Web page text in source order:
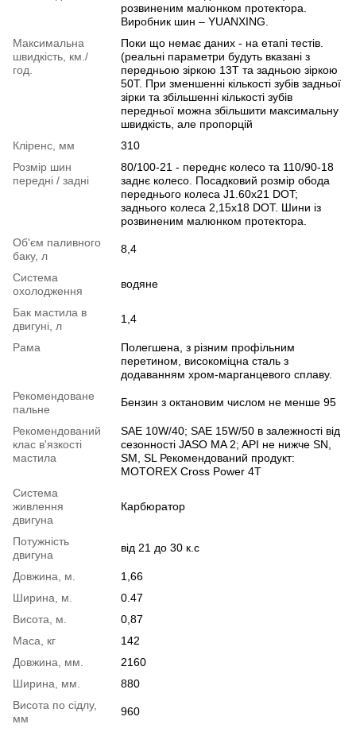
розвиненим малюнком протектора.
Виробник шин – YUANXING.
Максимальна
швидкість, км./
год.
Поки що немає даних - на етапі тестів.
(реальні параметри будуть вказані з
передньою зіркою 13T та задньою зіркою
50T. При зменшенні кількості зубів задньої
зірки та збільшенні кількості зубів
передньої можна збільшити максимальну
швидкість, але пропорцій
Кліренс, мм
310
Розмір шин
передні / задні
80/100-21 - переднє колесо та 110/90-18
заднє колесо. Посадковий розмір обода
переднього колеса J1.60х21 DOT;
заднього колеса 2,15х18 DOT. Шини із
розвиненим малюнком протектора.
Об'єм паливного
баку, л
8,4
Система
охолодження
водяне
Бак мастила в
двигуні, л
1,4
Рама
Полегшена, з різним профільним
перетином, високоміцна сталь з
додаванням хром-марганцевого сплаву.
Рекомендоване
пальне
Бензин з октановим числом не менше 95
Рекомендований
клас в'язкості
мастила
SAE 10W/40; SAE 15W/50 в залежності від
сезонності JASO MA 2; API не нижче SN,
SM, SL Рекомендований продукт:
MOTOREX Cross Power 4T
Система
живлення
двигуна
Карбюратор
Потужність
двигуна
від 21 до 30 к.с
Довжина, м.
1,66
Ширина, м.
0.47
Висота, м.
0,87
Маса, кг
142
Довжина, мм.
2160
Ширина, мм.
880
Висота по сідлу,
мм
960